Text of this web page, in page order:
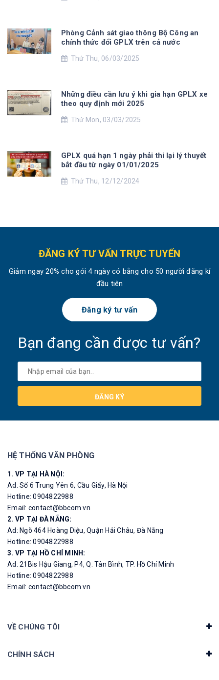
Phòng Cảnh sát giao thông Bộ Công an
chính thức đổi GPLX trên cả nước
Thứ Thu, 06/03/2025
Những điều cần lưu ý khi gia hạn GPLX xe
theo quy định mới 2025
Thứ Mon, 03/03/2025
GPLX quá hạn 1 ngày phải thi lại lý thuyết
bắt đầu từ ngày 01/01/2025
Thứ Thu, 12/12/2024
ĐĂNG KÝ TƯ VẤN TRỰC TUYẾN
Giảm ngay 20% cho gói 4 ngày có bằng cho 50 người đăng kí
đầu tiên
Đăng ký tư vấn
Bạn đang cần được tư vấn?
ĐĂNG KÝ
HỆ THỐNG VĂN PHÒNG
1. VP TẠI HÀ NỘI:
Ad: Số 6 Trung Yên 6, Cầu Giấy, Hà Nội
Hotline: 0904822988
Email: contact@bbcom.vn
2. VP TẠI ĐÀ NẴNG:
Ad: Ngõ 464 Hoàng Diệu, Quận Hải Châu, Đà Nẵng
Hotline: 0904822988
3. VP TẠI HỒ CHÍ MINH:
Ad: 21Bis Hậu Giang, P4, Q. Tân Bình, TP. Hồ Chí Minh
Hotline: 0904822988
Email: contact@bbcom.vn
VỀ CHÚNG TÔI
CHÍNH SÁCH